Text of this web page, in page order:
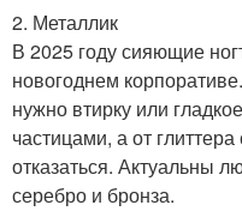
2. Металлик
В 2025 году сияющие
новогоднем
нужно втирку или
частицами, а от
отказаться. Актуальны
серебро и бронза.